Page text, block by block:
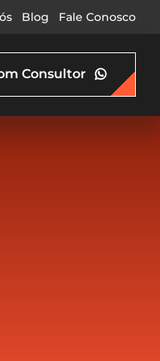
Blog Fale Conosco
Consultor